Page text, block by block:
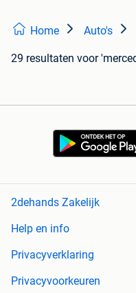
Home Auto's
29 resultaten voor
2dehands Zakelijk
Help en info
Privacyverklaring
Privacyvoorkeuren